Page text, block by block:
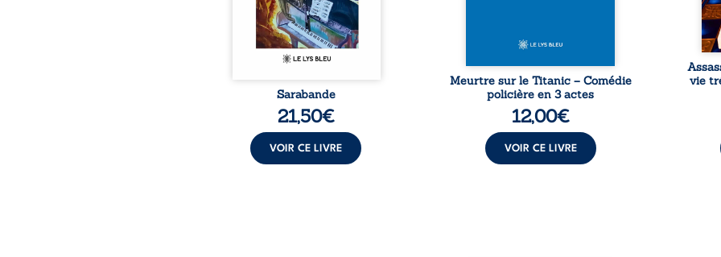
Sarabande
21,50€
VOIR CE LIVRE
Meurtre sur le Titanic – Comédie
policière en 3 actes
12,00€
VOIR CE LIVRE
vie